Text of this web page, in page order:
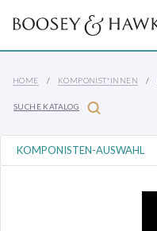
HOME KOMPONIST*INNEN
SUCHE KATALOG